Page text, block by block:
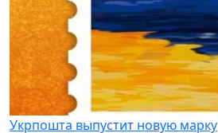
Укрпошта выпустит новую марку